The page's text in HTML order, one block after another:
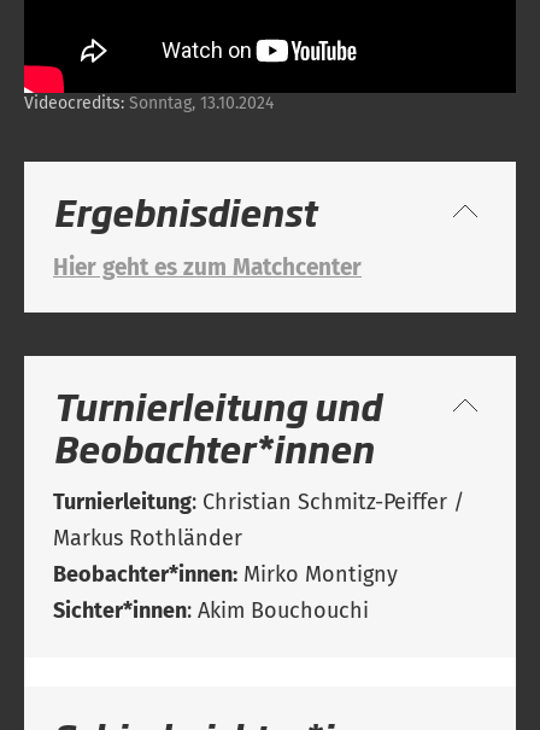
Videocredits: Sonntag, 13.10.2024
Ergebnisdienst
Hier geht es zum Matchcenter
Turnierleitung und
Beobachter*innen
Turnierleitung: Christian Schmitz-Peiffer /
Markus Rothländer
Beobachter*innen: Mirko Montigny
Sichter*innen: Akim Bouchouchi